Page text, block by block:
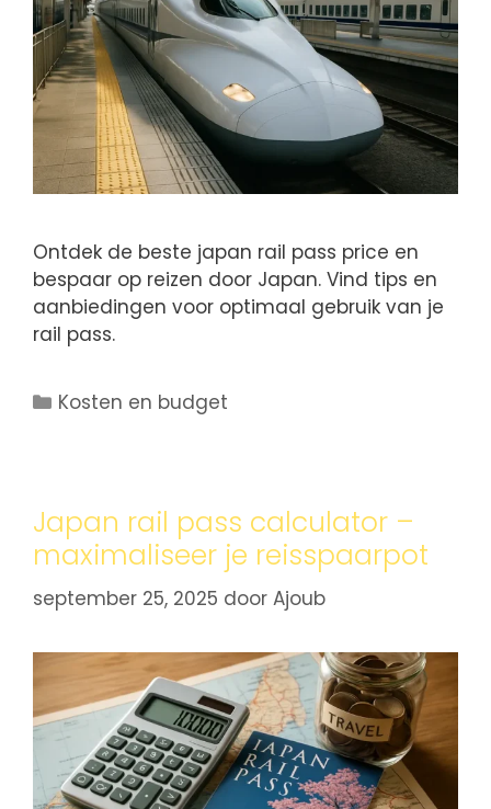
Ontdek de beste japan rail pass price en
bespaar op reizen door Japan. Vind tips en
aanbiedingen voor optimaal gebruik van je
rail pass.
Kosten en budget
Japan rail pass calculator –
maximaliseer je reisspaarpot
september 25, 2025 door Ajoub